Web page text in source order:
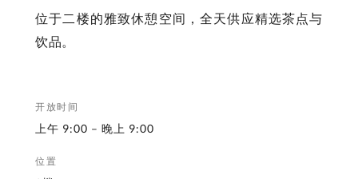
位于二楼的雅致休憩空间，全天供应精选茶点与
饮品。
开放时间
上午 9:00 – 晚上 9:00
位置